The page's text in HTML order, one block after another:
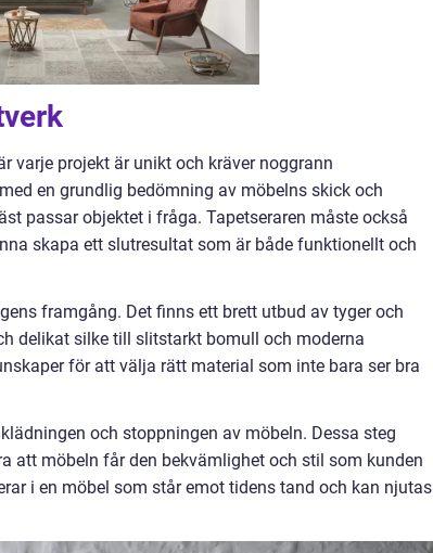
varje projekt är unikt och kräver noggrann
en grundlig bedömning av möbelns skick och
passar objektet i fråga. Tapetseraren måste också
skapa ett slutresultat som är både funktionellt och
framgång. Det finns ett brett utbud av tyger och
delikat silke till slitstarkt bomull och moderna
för att välja rätt material som inte bara ser bra
och stoppningen av möbeln. Dessa steg
att möbeln får den bekvämlighet och stil som kunden
i en möbel som står emot tidens tand och kan njutas